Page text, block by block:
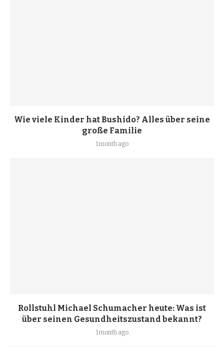
Wie viele Kinder hat Bushido? Alles über seine
große Familie
1 month ago
Rollstuhl Michael Schumacher heute: Was ist
über seinen Gesundheitszustand bekannt?
1 month ago